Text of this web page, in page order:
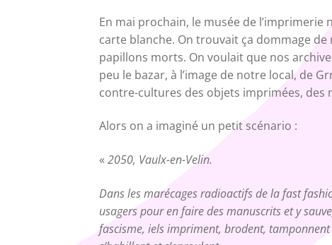
En mai prochain, le musée de
carte blanche. On trouvait ça dommage
papillons morts. On voulait que nos
peu le bazar, à l’image de notre local, de
contre-cultures des objets imprimées,
Alors on a imaginé un petit scénario :
«2050, Vaulx-en-Velin.
Dans les marécages radioactifs de la fast
usagers pour en faire des manuscrits et y
fascisme, iels impriment, brodent,